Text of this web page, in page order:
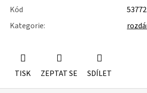
Kód
53772
Kategorie:
TISK ZEPTAT SE SDÍLET
e
STUDIOVÝ